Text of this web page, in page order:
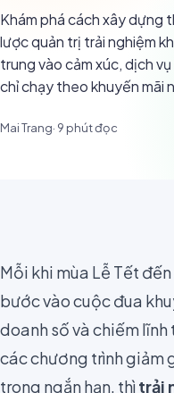
Khám phá cách xây dựng
lược quản trị trải nghiệm
trung vào cảm xúc, dịch
chỉ chạy theo khuyến mãi
Mai Trang· 9 phút đọc
Mỗi khi mùa Lễ Tết
bước vào cuộc đua
doanh số và chiếm
các chương trình giảm
trong ngắn hạn, thìtrải